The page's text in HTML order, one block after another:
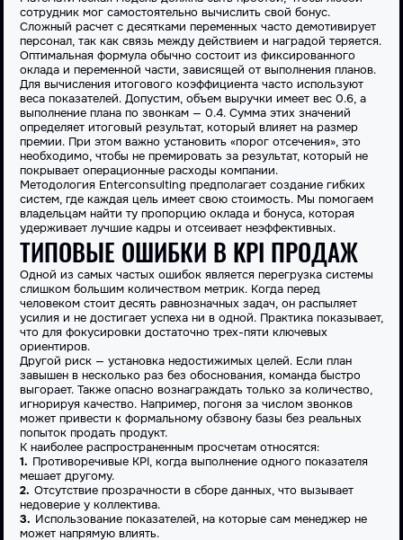
сотрудник мог самостоятельно вычислить свой бонус.
Сложный расчет с десятками переменных часто демотивирует
персонал, так как связь между действием и наградой теряется.
Оптимальная формула обычно состоит из фиксированного
оклада и переменной части, зависящей от выполнения планов.
Для вычисления итогового коэффициента часто используют
веса показателей. Допустим, объем выручки имеет вес 0.6, а
выполнение плана по звонкам — 0.4. Сумма этих значений
определяет итоговый результат, который влияет на размер
премии. При этом важно установить «порог отсечения», это
необходимо, чтобы не премировать за результат, который не
покрывает операционные расходы компании.
Методология Enterconsulting предполагает создание гибких
систем, где каждая цель имеет свою стоимость. Мы помогаем
владельцам найти ту пропорцию оклада и бонуса, которая
удерживает лучшие кадры и отсеивает неэффективных.
ТИПОВЫЕ ОШИБКИ В KPI ПРОДАЖ
Одной из самых частых ошибок является перегрузка системы
слишком большим количеством метрик. Когда перед
человеком стоит десять равнозначных задач, он распыляет
усилия и не достигает успеха ни в одной. Практика показывает,
что для фокусировки достаточно трех-пяти ключевых
ориентиров.
Другой риск — установка недостижимых целей. Если план
завышен в несколько раз без обоснования, команда быстро
выгорает. Также опасно вознаграждать только за количество,
игнорируя качество. Например, погоня за числом звонков
может привести к формальному обзвону базы без реальных
попыток продать продукт.
К наиболее распространенным просчетам относятся:
Противоречивые KPI, когда выполнение одного показателя
мешает другому.
Отсутствие прозрачности в сборе данных, что вызывает
недоверие у коллектива.
Использование показателей, на которые самменеджер не
может напрямую влиять.